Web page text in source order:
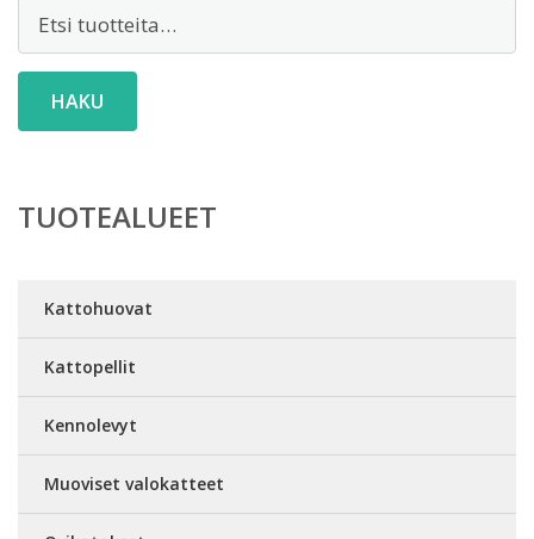
HAKU
TUOTEALUEET
Kattohuovat
Kattopellit
Kennolevyt
Muoviset valokatteet